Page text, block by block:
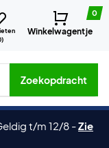
)
0
Winkelwagentje
etc.
Zoekopdracht
t/m 12/8 -Zie